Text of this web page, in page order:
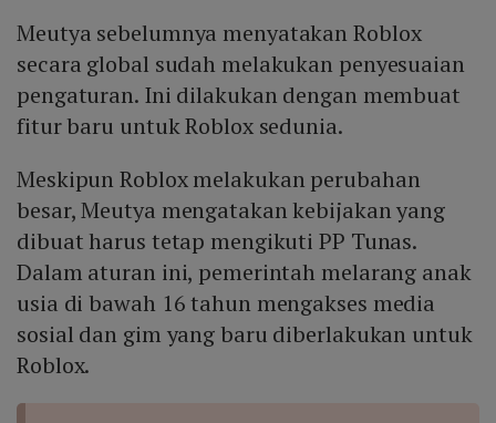
Meutya sebelumnya menyatakan Roblox
secara global sudah melakukan penyesuaian
pengaturan. Ini dilakukan dengan membuat
fitur baru untuk Roblox sedunia.
Meskipun Roblox melakukan perubahan
besar, Meutya mengatakan kebijakan yang
dibuat harus tetap mengikuti PP Tunas.
Dalam aturan ini, pemerintah melarang anak
usia di bawah 16 tahun mengakses media
sosial dan gim yang baru diberlakukan untuk
Roblox.